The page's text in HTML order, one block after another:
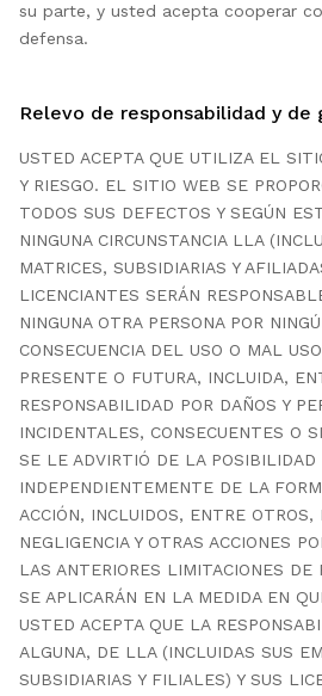
su parte, y usted acepta cooperar
defensa.
Relevo de responsabilidad y de
USTED ACEPTA QUE UTILIZA EL
Y RIESGO. EL SITIO WEB SE
TODOS SUS DEFECTOS Y SEGÚN
NINGUNA CIRCUNSTANCIA LLA
MATRICES, SUBSIDIARIAS Y
LICENCIANTES SERÁN
NINGUNA OTRA PERSONA POR
CONSECUENCIA DEL USO O MAL
PRESENTE O FUTURA, INCLUIDA,
RESPONSABILIDAD POR DAÑOS Y
INCIDENTALES, CONSECUENTES O
SE LE ADVIRTIÓ DE LA POSIBILIDAD
INDEPENDIENTEMENTE DE LA
ACCIÓN, INCLUIDOS, ENTRE
NEGLIGENCIA Y OTRAS ACCIONES
LAS ANTERIORES LIMITACIONES DE
SE APLICARÁN EN LA MEDIDA EN
USTED ACEPTA QUE LA
ALGUNA, DE LLA (INCLUIDAS SUS
SUBSIDIARIAS Y FILIALES) Y SUS